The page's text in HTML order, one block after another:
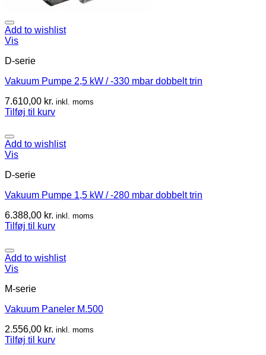
Add to wishlist
Vis
D-serie
Vakuum Pumpe 2,5 kW / -330 mbar dobbelt trin
7.610,00 kr. inkl. moms
Tilføj til kurv
Add to wishlist
Vis
D-serie
Vakuum Pumpe 1,5 kW / -280 mbar dobbelt trin
6.388,00 kr. inkl. moms
Tilføj til kurv
Add to wishlist
Vis
M-serie
Vakuum Paneler M.500
2.556,00 kr. inkl. moms
Tilføj til kurv